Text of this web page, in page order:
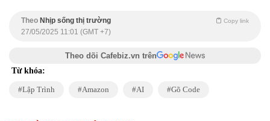
Theo Nhịp sống thị trường Copy link
27/05/2025 11:01 (GMT +7)
Theo dõi Cafebiz.vn trên
Từ khóa:
Lập Trình Amazon AI Gõ Code